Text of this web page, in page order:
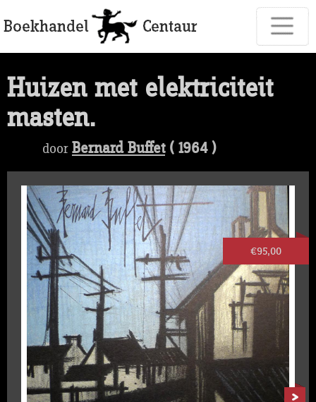
Huizen met elektriciteit
masten.
door Bernard Buffet( 1964 )
€95,00